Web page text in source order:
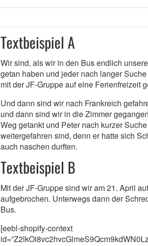
Textbeispiel A
Wir sind, als wir in den Bus endlich
getan haben und jeder nach langer
mit der JF-Gruppe auf eine Ferienfreizeit
Und dann sind wir nach Frankreich
und dann sind wir in die Zimmer
Weg getankt und Peter nach kurzer
weitergefahren sind, denn er hatte sich
auch naschen durften.
Textbeispiel B
Mit der JF-Gruppe sind wir am 21. April
aufgebrochen. Unterwegs dann der
Bus.
[eebl-shopify-context